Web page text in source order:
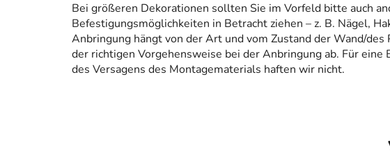
Bei größeren Dekorationen sollten Sie im Vorfeld bitte auch
Befestigungsmöglichkeiten in Betracht ziehen – z. B. Nägel,
Anbringung hängt von der Art und vom Zustand der Wand/
der richtigen Vorgehensweise bei der Anbringung ab. Für eine
des Versagens des Montagematerials haften wir nicht.